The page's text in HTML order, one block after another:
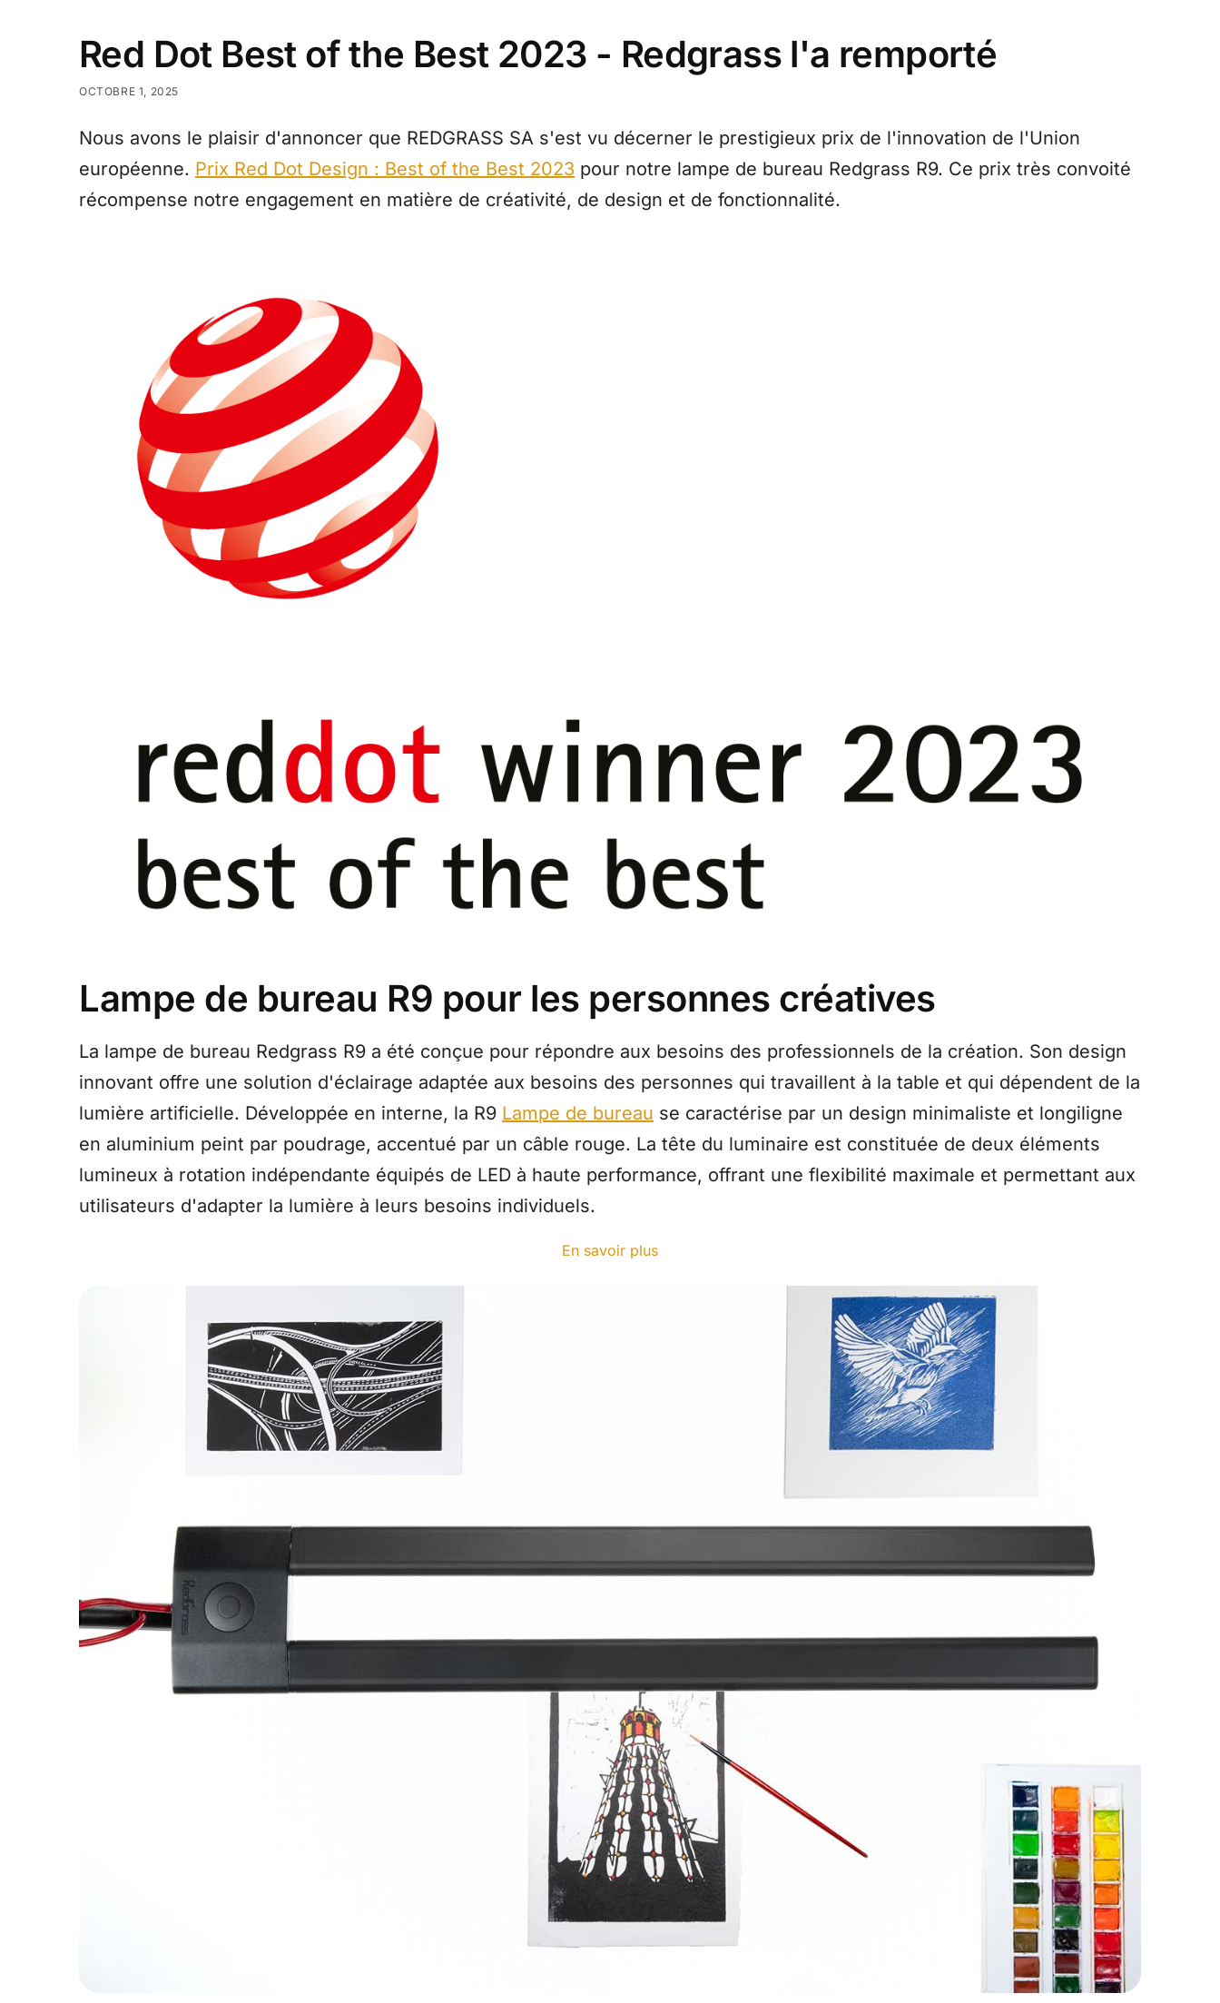
Red Dot Best of the Best 2023 - Redgrass l'a remporté
OCTOBRE 1, 2025
Nous avons le plaisir d'annoncer que REDGRASS SA s'est vu décerner le prestigieux prix de l'innovation de l'Union
européenne. Prix Red Dot Design : Best of the Best 2023 pour notre lampe de bureau Redgrass R9. Ce prix très convoité
récompense notre engagement en matière de créativité, de design et de fonctionnalité.
Lampe de bureau R9 pour les personnes créatives
La lampe de bureau Redgrass R9 a été conçue pour répondre aux besoins des professionnels de la création. Son design
innovant offre une solution d'éclairage adaptée aux besoins des personnes qui travaillent à la table et qui dépendent de la
lumière artificielle. Développée en interne, la R9 Lampe de bureau se caractérise par un design minimaliste et longiligne
en aluminium peint par poudrage, accentué par un câble rouge. La tête du luminaire est constituée de deux éléments
lumineux à rotation indépendante équipés de LED à haute performance, offrant une flexibilité maximale et permettant aux
utilisateurs d'adapter la lumière à leurs besoins individuels.
En savoir plus